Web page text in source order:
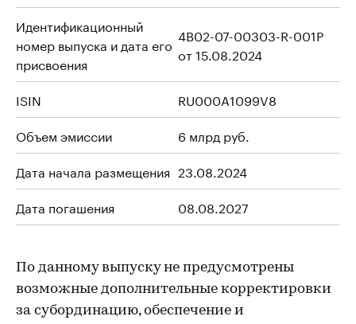
Идентификационный
номер выпуска и дата его
присвоения
4B02-07-00303-R-001P
от 15.08.2024
ISIN
RU000A1099V8
Объем эмиссии
6 млрд руб.
Дата начала размещения 23.08.2024
Дата погашения
08.08.2027
По данному выпуску не предусмотрены
возможные дополнительные корректировки
за субординацию, обеспечение и